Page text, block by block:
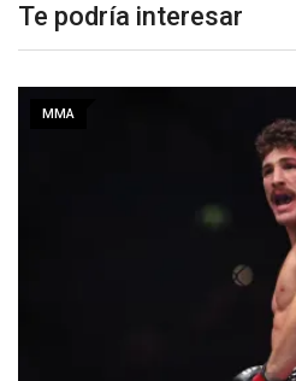
Te podría interesar
MMA